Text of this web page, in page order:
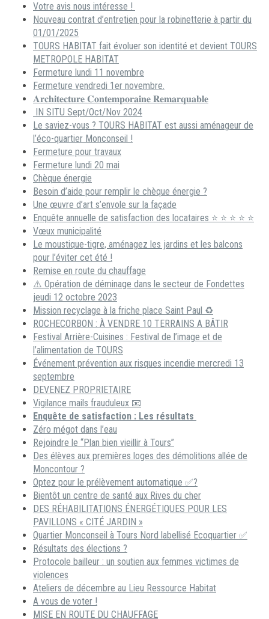
Votre avis nous intéresse !
Nouveau contrat d’entretien pour la robinetterie à partir du
01/01/2025
TOURS HABITAT fait évoluer son identité et devient TOURS
METROPOLE HABITAT
Fermeture lundi 11 novembre
Fermeture vendredi 1er novembre.
𝐀𝐫𝐜𝐡𝐢𝐭𝐞𝐜𝐭𝐮𝐫𝐞 𝐂𝐨𝐧𝐭𝐞𝐦𝐩𝐨𝐫𝐚𝐢𝐧𝐞 𝐑𝐞𝐦𝐚𝐫𝐪𝐮𝐚𝐛𝐥𝐞
IN SITU Sept/Oct/Nov 2024
Le saviez-vous ? TOURS HABITAT est aussi aménageur de
l’éco-quartier Monconseil !
Fermeture pour travaux
Fermeture lundi 20 mai
Chèque énergie
Besoin d’aide pour remplir le chèque énergie ?
Une œuvre d’art s’envole sur la façade
Enquête annuelle de satisfaction des locataires ⭐ ⭐ ⭐ ⭐ ⭐
Vœux municipalité
Le moustique-tigre, aménagez les jardins et les balcons
pour l’éviter cet été !
Remise en route du chauffage
⚠️ Opération de déminage dans le secteur de Fondettes
jeudi 12 octobre 2023
Mission recyclage à la friche place Saint Paul ♻️
ROCHECORBON : À VENDRE 10 TERRAINS A BÂTIR
Festival Arrière-Cuisines : Festival de l’image et de
l’alimentation de TOURS
Événement prévention aux risques incendie mercredi 13
septembre
DEVENEZ PROPRIETAIRE
Vigilance mails frauduleux 📧
Enquête de satisfaction : Les résultats
Zéro mégot dans l’eau
Rejoindre le “Plan bien vieillir à Tours”
Des élèves aux premières loges des démolitions allée de
Moncontour ?
Optez pour le prélèvement automatique ✅?
Bientôt un centre de santé aux Rives du cher
DES RÉHABILITATIONS ÉNERGÉTIQUES POUR LES
PAVILLONS « CITÉ JARDIN »
Quartier Monconseil à Tours Nord labellisé Ecoquartier ✅
Résultats des élections ?
Protocole bailleur : un soutien aux femmes victimes de
violences
Ateliers de décembre au Lieu Ressource Habitat
A vous de voter !
MISE EN ROUTE DU CHAUFFAGE